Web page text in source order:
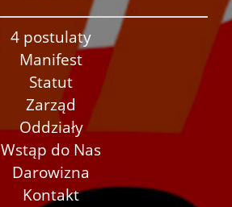
4 postulaty
Manifest
Statut
Zarząd
Oddziały
Wstąp do Nas
Darowizna
Kontakt